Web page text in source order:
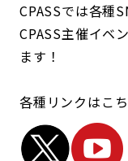
CPASSでは各種
CPASS主催イベ
ます！
各種リンクはこ